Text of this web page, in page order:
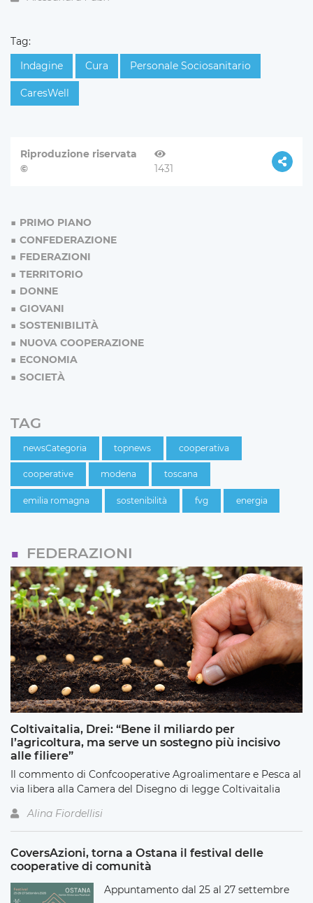
Tag:
Indagine
Cura Personale Sociosanitario
CaresWell
Riproduzione riservata
©
1431
PRIMO PIANO
CONFEDERAZIONE
FEDERAZIONI
TERRITORIO
DONNE
GIOVANI
SOSTENIBILITÀ
NUOVA COOPERAZIONE
ECONOMIA
SOCIETÀ
TAG
newsCategoria topnews cooperativa
cooperative modena toscana
emilia romagna sostenibilità fvg energia
FEDERAZIONI
Coltivaitalia, Drei: “Bene il miliardo per
l’agricoltura, ma serve un sostegno più incisivo
alle filiere”
Il commento di Confcooperative Agroalimentare e Pesca al
via libera alla Camera del Disegno di legge Coltivaitalia
Alina Fiordellisi
CoversAzioni, torna a Ostana il festival delle
cooperative di comunità
Appuntamento dal 25 al 27 settembre